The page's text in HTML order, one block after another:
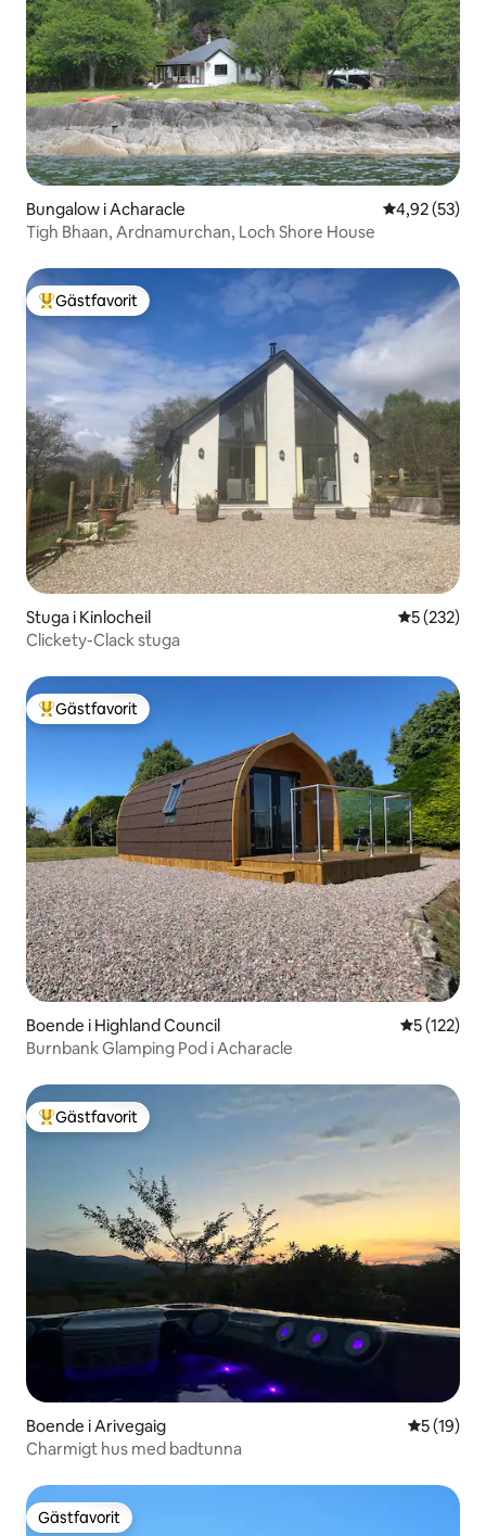
Bungalow i Acharacle 4,92 av 5 i
4,92 (53)
Tigh Bhaan, Ardnamurchan, Loch Shore House
Populär gästfavorit
Gästfavorit
Stuga i Kinlocheil 5 av 5 i
5 (232)
Clickety-Clack stuga
Populär gästfavorit
Gästfavorit
Boende i Highland Council 5 av 5 i
5 (122)
Burnbank Glamping Pod i Acharacle
Populär gästfavorit
Gästfavorit
Boende i Arivegaig 5 av 5 i
5 (19)
Charmigt hus med badtunna
Gästfavorit
Gästfavorit